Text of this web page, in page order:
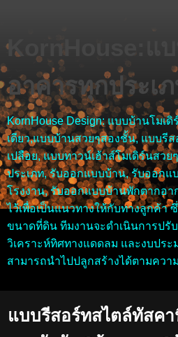
KornHouse:แบ
อาคารทุกประเ
KornHouse Design: แบบบ้านโมเ
เดียว,แบบบ้านสวยๆสองชั้น, แบบรี
เปลือย, แบบทาวน์เฮ้าส์โมเดิร์นสว
ประเภท, รับออกแบบบ้าน, รับออก
โรงงาน, รับออกแบบบ้านพักตากอ
ไว้เพื่อเป็นแนวทางให้กับทางลูกค้า
ขนาดที่ดิน ทีมงานจะดำเนินการปรั
วิเคราะห์ทิศทางแดดลม และงบปร
สามารถนำไปปลูกสร้างได้ตามควา
แบบรีสอร์ทสไตล์ทัสค